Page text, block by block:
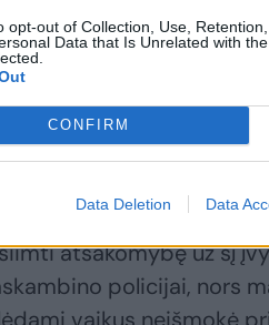
opt-out of Collection, Use,
Data that Is Unrelated with
CONFIRM
Data Deletion Data
dviejų nepilnamečių
gyvybių kovoja
medikai
neatsakingai sėdo
atsakomybę už šį
policijai, nors
vaikus neišmokė